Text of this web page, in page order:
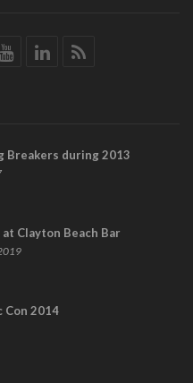
Breakers during 2013
Clayton Beach Bar
Con 2014